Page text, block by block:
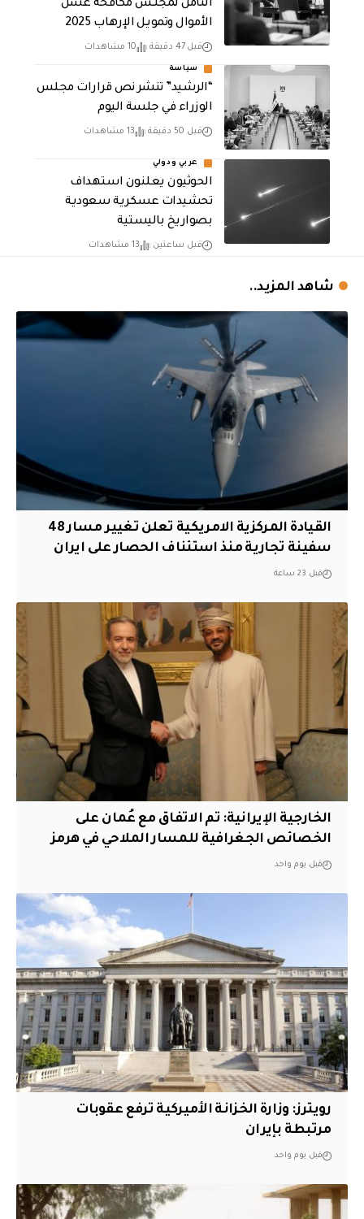
الثامن لمجلـس مكافحة غسل
الأموال وتمويـل الإرهـاب 2025
قبل 47 دقيقة 10 مشاهدات
سياسة
“الرشيد” تنشر نص قرارات مجلس
الوزراء في جلسة اليوم
قبل 50 دقيقة 13 مشاهدات
عربي ودولي
الحوثيون يعلنون استهداف
تحشيدات عسكرية سعودية
بصواريخ باليستية
قبل ساعتين 13 مشاهدات
شاهد المزيد..
القيادة المركزية الامريكية تعلن تغيير مسار 48
سفينة تجارية منذ استئناف الحصار على ايران
قبل 23 ساعة
‏الخارجية الإيرانية: تم الاتفاق مع عُمان على
الخصائص الجغرافية للمسار الملاحي في هرمز
قبل يوم واحد
‏رويترز: وزارة الخزانة الأميركية ترفع عقوبات
مرتبطة بإيران
قبل يوم واحد